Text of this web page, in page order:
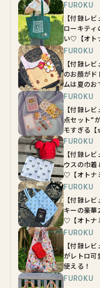
FUROKU
【付録レ
ローキティ
い♡【オト
FUROKU
【付録レ
のお顔が
ムは夏の
刊】
FUROKU
【付録レ
点セット”
モすぎる【
FUROKU
【付録レ
ウスの巾着
♡【オトナ
FUROKU
【付録レ
キーの豪華
♡【オトナ
FUROKU
【付録レ
がレトロ
使える！
FUROKU